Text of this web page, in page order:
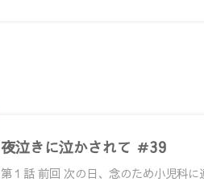
夜泣きに泣かされて ＃39
第１話 前回 次の日、念のため小児科